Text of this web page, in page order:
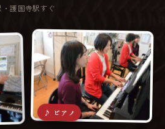
護国寺駅すぐ
♪ ピアノ